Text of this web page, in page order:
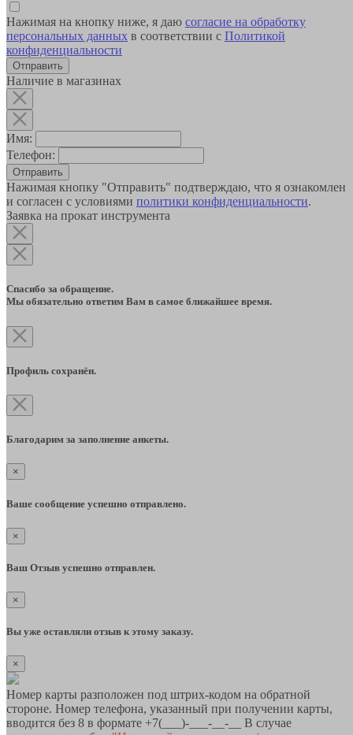
Нажимая на кнопку ниже, я даю согласие на обработку
персональных данных в соответствии с Политикой
конфиденциальности
Наличие в магазинах
Имя:
Телефон:
Отправить
Нажимая кнопку "Отправить" подтверждаю, что я ознакомлен
и согласен с условиями политики конфиденциальности.
Заявка на прокат инструмента
Спасибо за обращение.
Мы обязательно ответим Вам в самое ближайшее время.
Профиль сохранён.
Благодарим за заполнение анкеты.
×
Ваше сообщение успешно отправлено.
×
Ваш Отзыв успешно отправлен.
×
Вы уже оставляли отзыв к этому заказу.
×
Номер карты разположен под штрих-кодом на обратной
стороне. Номер телефона, указанный при получении карты,
вводится без 8 в формате +7(___)-___-__-__ В случае